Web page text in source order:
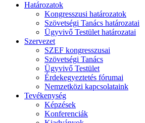
Határozatok
Kongresszusi határozatok
Szövetségi Tanács határozatai
Ügyvivő Testület határozatai
Szervezet
SZEF kongresszusai
Szövetségi Tanács
Ügyvivő Testület
Érdekegyeztetés fórumai
Nemzetközi kapcsolataink
Tevékenység
Képzések
Konferenciák